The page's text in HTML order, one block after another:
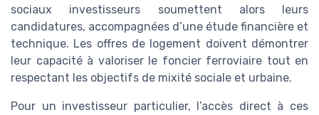
sociaux investisseurs soumettent alors leurs
candidatures, accompagnées d’une étude financière et
technique. Les offres de logement doivent démontrer
leur capacité à valoriser le foncier ferroviaire tout en
respectant les objectifs de mixité sociale et urbaine.
Pour un investisseur particulier, l’accès direct à ces